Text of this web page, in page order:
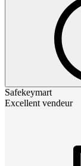
Safekeymart
Excellent vendeur